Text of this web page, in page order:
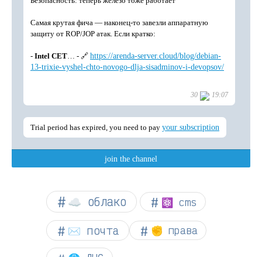
☁︎ облако ⚛ cms
✉️ почта ✊ права